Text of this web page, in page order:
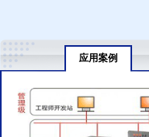
应用案例